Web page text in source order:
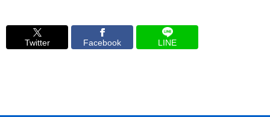
Twitter Facebook LINE